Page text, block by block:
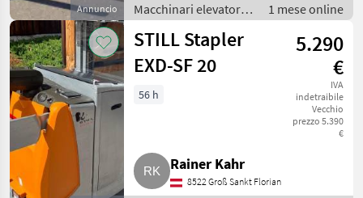
Annuncio
Macchinari elevatori e
per magazzino /
Carrelli elevatori
1 mese online
STILL Stapler
EXD-SF 20
5.290
€
IVA
indetraibile
Vecchio
prezzo 5.390
€
56 h
Rainer Kahr
8522 Groß Sankt Florian